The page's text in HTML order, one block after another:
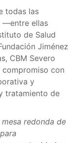
todas las
—entre ellas
de Salud
Jiménez
CBM Severo
con
y
tratamiento de
redonda de